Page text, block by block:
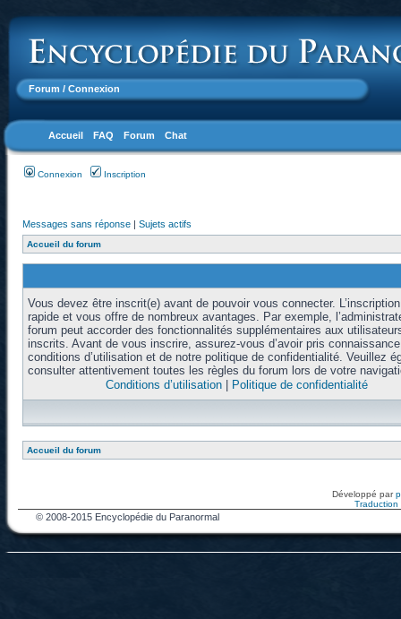
Forum / Connexion
Accueil FAQ Forum Chat
Connexion Inscription
Messages sans réponse | Sujets actifs
Accueil du forum
Vous devez être inscrit(e) avant de pouvoir vous connecter.
rapide et vous offre de nombreux avantages. Par exemple,
forum peut accorder des fonctionnalités supplémentaires aux
inscrits. Avant de vous inscrire, assurez-vous d’avoir pris
conditions d’utilisation et de notre politique de confidentialité. Veuillez
consulter attentivement toutes les règles du forum lors de votre
Conditions d’utilisation| Politique de confidentialité
Accueil du forum
Développé par
Traduction
© 2008-2015 Encyclopédie du Paranormal